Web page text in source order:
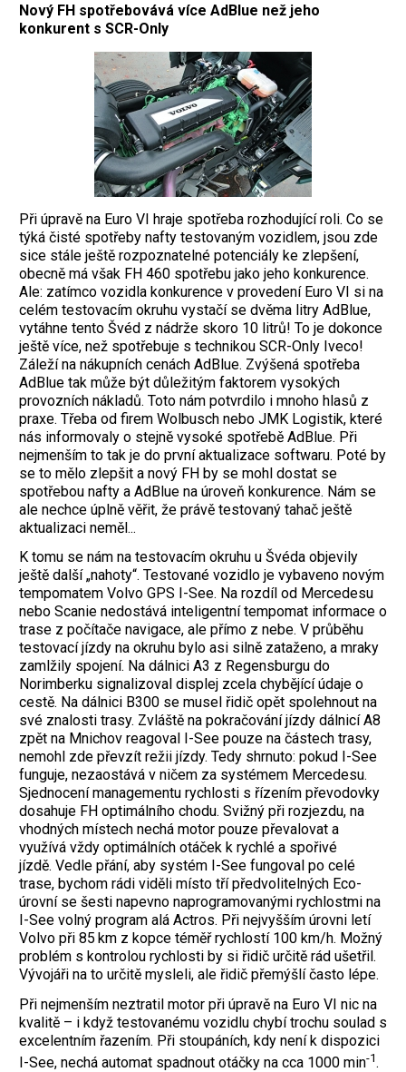
Nový FH spotřebovává více AdBlue než jeho
konkurent s SCR-Only
Při úpravě na Euro VI hraje spotřeba rozhodující roli. Co se
týká čisté spotřeby nafty testovaným vozidlem, jsou zde
sice stále ještě rozpoznatelné potenciály ke zlepšení,
obecně má však FH 460 spotřebu jako jeho konkurence.
Ale: zatímco vozidla konkurence v provedení Euro VI si na
celém testovacím okruhu vystačí se dvěma litry AdBlue,
vytáhne tento Švéd z nádrže skoro 10 litrů! To je dokonce
ještě více, než spotřebuje s technikou SCR-Only Iveco!
Záleží na nákupních cenách AdBlue. Zvýšená spotřeba
AdBlue tak může být důležitým faktorem vysokých
provozních nákladů. Toto nám potvrdilo i mnoho hlasů z
praxe. Třeba od firem Wolbusch nebo JMK Logistik, které
nás informovaly o stejně vysoké spotřebě AdBlue. Při
nejmenším to tak je do první aktualizace softwaru. Poté by
se to mělo zlepšit a nový FH by se mohl dostat se
spotřebou nafty a AdBlue na úroveň konkurence. Nám se
ale nechce úplně věřit, že právě testovaný tahač ještě
aktualizaci neměl...
K tomu se nám na testovacím okruhu u Švéda objevily
ještě další „nahoty“. Testované vozidlo je vybaveno novým
tempomatem Volvo GPS I-See. Na rozdíl od Mercedesu
nebo Scanie nedostává inteligentní tempomat informace o
trase z počítače navigace, ale přímo z nebe. V průběhu
testovací jízdy na okruhu bylo asi silně zataženo, a mraky
zamlžily spojení. Na dálnici A3 z Regensburgu do
Norimberku signalizoval displej zcela chybějící údaje o
cestě. Na dálnici B300 se musel řidič opět spolehnout na
své znalosti trasy. Zvláště na pokračování jízdy dálnicí A8
zpět na Mnichov reagoval I-See pouze na částech trasy,
nemohl zde převzít režii jízdy. Tedy shrnuto: pokud I-See
funguje, nezaostává v ničem za systémem Mercedesu.
Sjednocení managementu rychlosti s řízením převodovky
dosahuje FH optimálního chodu. Svižný při rozjezdu, na
vhodných místech nechá motor pouze převalovat a
využívá vždy optimálních otáček k rychlé a spořivé
jízdě. Vedle přání, aby systém I-See fungoval po celé
trase, bychom rádi viděli místo tří předvolitelných Eco-
úrovní se šesti napevno naprogramovanými rychlostmi na
I-See volný program alá Actros. Při nejvyšším úrovni letí
Volvo při 85 km z kopce téměř rychlostí 100 km/h. Možný
problém s kontrolou rychlosti by si řidič určitě rád ušetřil.
Vývojáři na to určitě mysleli, ale řidič přemýšlí často lépe.
Při nejmenším neztratil motor při úpravě na Euro VI nic na
kvalitě – i když testovanému vozidlu chybí trochu soulad s
excelentním řazením. Při stoupáních, kdy není k dispozici
I-See, nechá automat spadnout otáčky na cca 1000 min-1.